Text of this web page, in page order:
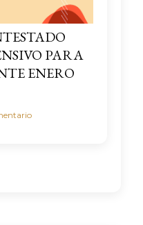
PARA
ENERO